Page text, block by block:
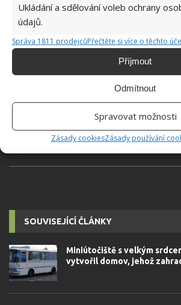
Ukládání a sdělování voleb ochrany
údajů.
Správa 1811 prodejcůPřečtěte si více o těchto
Příjmout
Odmítnout
Spravovat možnosti
Zásady cookiesZásady používání
Jiří Kolář
Absolvent České
velkým kutilem.
možné najít v j...
SOUVISEJÍCÍ ČLÁNKY
Miniútočiště s velkým
vytvořil domov, jehož